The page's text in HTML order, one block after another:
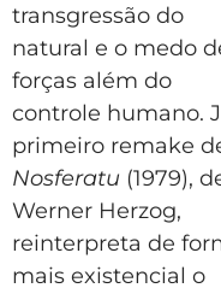
transgressão do
natural e o medo
forças além do
controle humano.
primeiro remake
Nosferatu (1979),
Werner Herzog,
reinterpreta de
mais existencial o